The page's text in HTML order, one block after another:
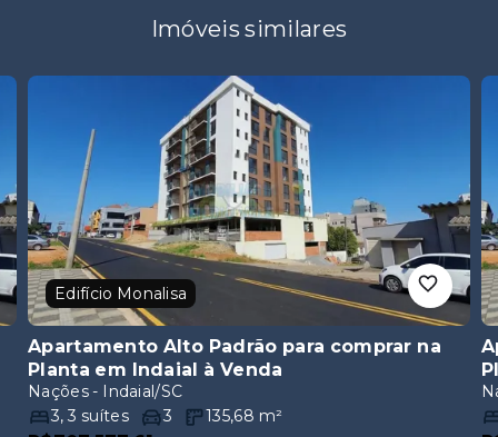
Imóveis similares
Edifício Monalisa
Apartamento Alto Padrão para comprar na
Planta em Indaial à Venda
Nações - Indaial/SC
3,3 suítes 3 135,68 m²